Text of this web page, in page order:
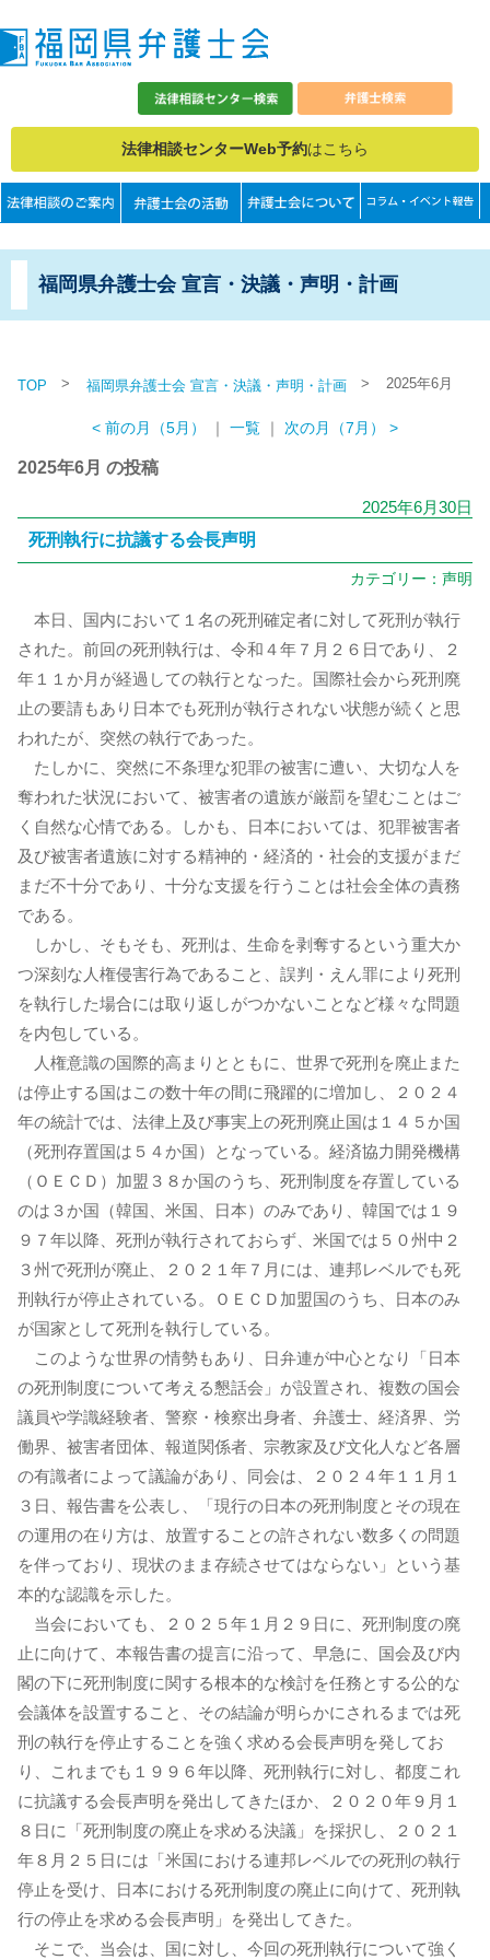
法律相談センターWeb予約はこちら
福岡県弁護士会 宣言・決議・声明・計画
TOP > 福岡県弁護士会 宣言・決議・声明・計画 > 2025年6月
< 前の月（5月） ｜ 一覧 ｜ 次の月（7月） >
2025年6月 の投稿
2025年6月30日
死刑執行に抗議する会長声明
カテゴリー： 声明
本日、国内において１名の死刑確定者に対して死刑が執行
された。前回の死刑執行は、令和４年７月２６日であり、２
年１１か月が経過しての執行となった。国際社会から死刑廃
止の要請もあり日本でも死刑が執行されない状態が続くと思
われたが、突然の執行であった。
たしかに、突然に不条理な犯罪の被害に遭い、大切な人を
奪われた状況において、被害者の遺族が厳罰を望むことはご
く自然な心情である。しかも、日本においては、犯罪被害者
及び被害者遺族に対する精神的・経済的・社会的支援がまだ
まだ不十分であり、十分な支援を行うことは社会全体の責務
である。
しかし、そもそも、死刑は、生命を剥奪するという重大か
つ深刻な人権侵害行為であること、誤判・えん罪により死刑
を執行した場合には取り返しがつかないことなど様々な問題
を内包している。
人権意識の国際的高まりとともに、世界で死刑を廃止また
は停止する国はこの数十年の間に飛躍的に増加し、２０２４
年の統計では、法律上及び事実上の死刑廃止国は１４５か国
（死刑存置国は５４か国）となっている。経済協力開発機構
（ＯＥＣＤ）加盟３８か国のうち、死刑制度を存置している
のは３か国（韓国、米国、日本）のみであり、韓国では１９
９７年以降、死刑が執行されておらず、米国では５０州中２
３州で死刑が廃止、２０２１年７月には、連邦レベルでも死
刑執行が停止されている。ＯＥＣＤ加盟国のうち、日本のみ
が国家として死刑を執行している。
このような世界の情勢もあり、日弁連が中心となり「日本
の死刑制度について考える懇話会」が設置され、複数の国会
議員や学識経験者、警察・検察出身者、弁護士、経済界、労
働界、被害者団体、報道関係者、宗教家及び文化人など各層
の有識者によって議論があり、同会は、２０２４年１１月１
３日、報告書を公表し、「現行の日本の死刑制度とその現在
の運用の在り方は、放置することの許されない数多くの問題
を伴っており、現状のまま存続させてはならない」という基
本的な認識を示した。
当会においても、２０２５年１月２９日に、死刑制度の廃
止に向けて、本報告書の提言に沿って、早急に、国会及び内
閣の下に死刑制度に関する根本的な検討を任務とする公的な
会議体を設置すること、その結論が明らかにされるまでは死
刑の執行を停止することを強く求める会長声明を発してお
り、これまでも１９９６年以降、死刑執行に対し、都度これ
に抗議する会長声明を発出してきたほか、２０２０年９月１
８日に「死刑制度の廃止を求める決議」を採択し、２０２１
年８月２５日には「米国における連邦レベルでの死刑の執行
停止を受け、日本における死刑制度の廃止に向けて、死刑執
行の停止を求める会長声明」を発出してきた。
そこで、当会は、国に対し、今回の死刑執行について強く